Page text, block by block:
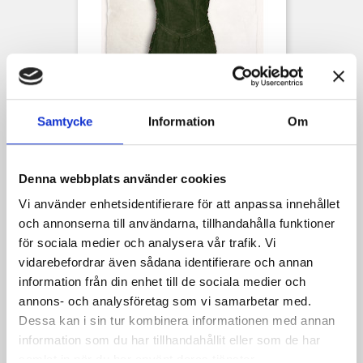
Samtycke Information Om
Denna webbplats använder cookies
Vi använder enhetsidentifierare för att anpassa innehållet
och annonserna till användarna, tillhandahålla funktioner
för sociala medier och analysera vår trafik. Vi
vidarebefordrar även sådana identifierare och annan
information från din enhet till de sociala medier och
annons- och analysföretag som vi samarbetar med.
Dessa kan i sin tur kombinera informationen med annan
information som du har tillhandahållit eller som de har
Pris
1 639,00 kr